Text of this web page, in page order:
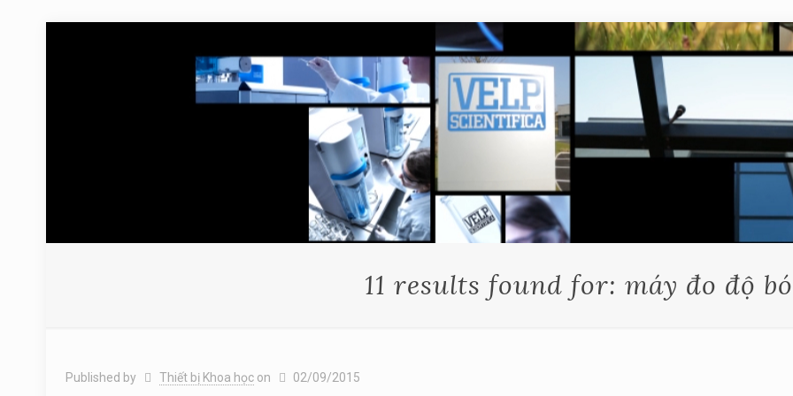
11 results found for: máy đo độ
Published by Thiết bị Khoa học on 02/09/2015